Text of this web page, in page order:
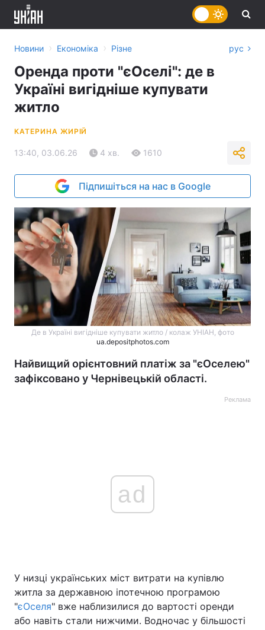
Головна Війна
Україна Політика
Новини › Економіка › Різне рус
Оренда проти "єОселі": де в
Україні вигідніше купувати
житло
КАТЕРИНА ЖИРІЙ
13:40, 03.06.26 4 хв. 1610
Підпишіться на нас в Google
Де в Україні вигідніше купувати житло / колаж УНІАН, фото
ua.depositphotos.com
Найвищий орієнтовний платіж за "єОселею"
зафіксовано у Чернівецькій області.
Реклама
ad
У низці українських міст витрати на купівлю
житла за державною іпотечною програмою
"єОселя" вже наблизилися до вартості оренди
або навіть стали нижчими. Водночас у більшості